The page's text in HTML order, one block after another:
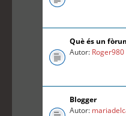
Què és un
Autor: Roger980
Blogger
Autor: